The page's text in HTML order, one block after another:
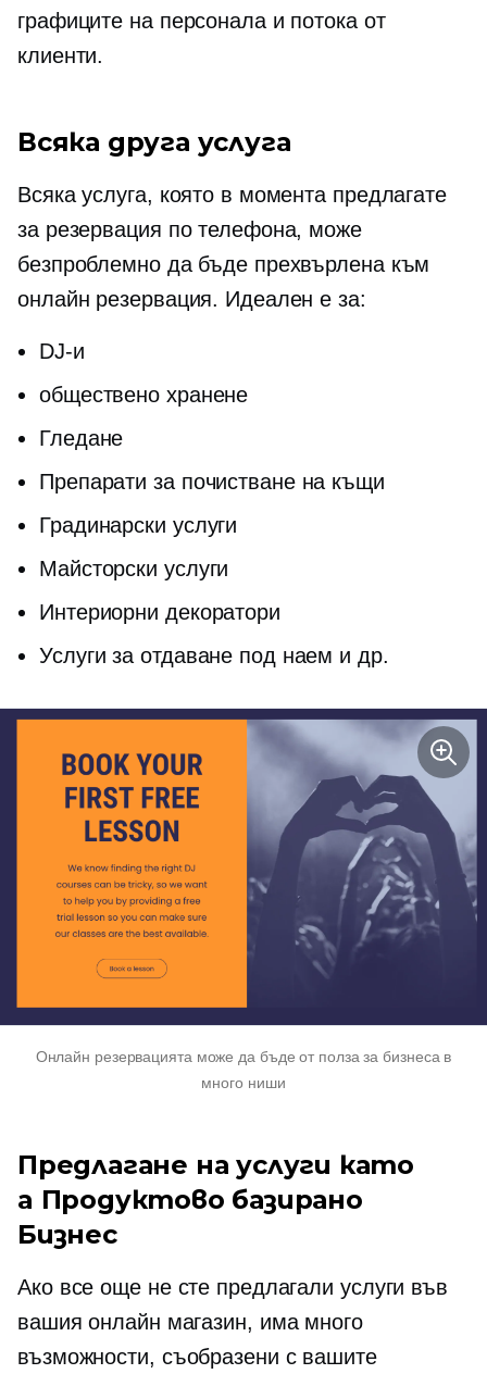
графиците на персонала и потока от
клиенти.
Всяка друга услуга
Всяка услуга, която в момента предлагате
за резервация по телефона, може
безпроблемно да бъде прехвърлена към
онлайн резервация. Идеален е за:
DJ-и
обществено хранене
Гледане
Препарати за почистване на къщи
Градинарски услуги
Майсторски услуги
Интериорни декоратори
Услуги за отдаване под наем и др.
Онлайн резервацията може да бъде от полза за бизнеса в
много ниши
Предлагане на услуги като
a Продуктово базирано
Бизнес
Ако все още не сте предлагали услуги във
вашия онлайн магазин, има много
възможности, съобразени с вашите